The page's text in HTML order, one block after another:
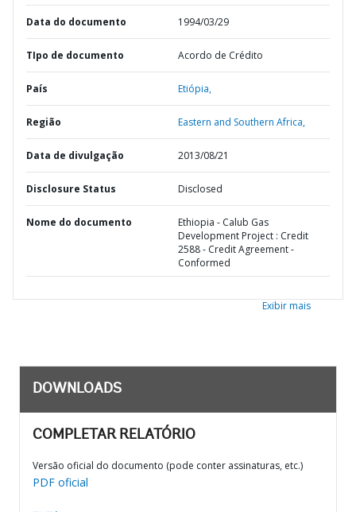
Data do documento 1994/03/29
TIpo de documento Acordo de Crédito
País Etiópia,
Região Eastern and Southern Africa,
Data de divulgação 2013/08/21
Disclosure Status Disclosed
Nome do documento
Ethiopia - Calub Gas
Development Project : Credit
2588 - Credit Agreement -
Conformed
Exibir mais
DOWNLOADS
COMPLETAR RELATÓRIO
Versão oficial do documento (pode conter assinaturas, etc.)
PDF oficial